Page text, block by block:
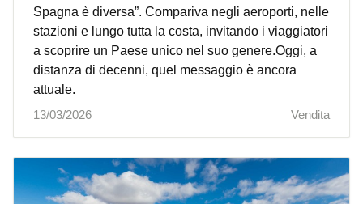
Spagna è diversa”. Compariva negli aeroporti, nelle
stazioni e lungo tutta la costa, invitando i viaggiatori
a scoprire un Paese unico nel suo genere.Oggi, a
distanza di decenni, quel messaggio è ancora
attuale.
13/03/2026
Vendita